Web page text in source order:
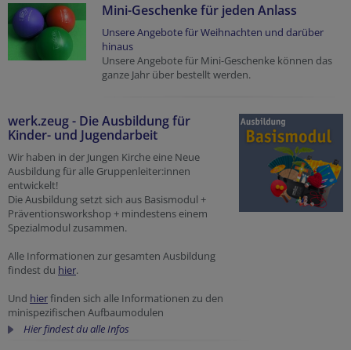
Mini-Geschenke für jeden Anlass
Unsere Angebote für Weihnachten und darüber
hinaus
Unsere Angebote für Mini-Geschenke können das
ganze Jahr über bestellt werden.
werk.zeug - Die Ausbildung für
Kinder- und Jugendarbeit
Wir haben in der Jungen Kirche eine Neue
Ausbildung für alle Gruppenleiter:innen
entwickelt!
Die Ausbildung setzt sich aus Basismodul +
Präventionsworkshop + mindestens einem
Spezialmodul zusammen.
Alle Informationen zur gesamten Ausbildung
findest du hier.
Und hierfinden sich alle Informationen zu den
minispezifischen Aufbaumodulen
Hier findest du alle Infos